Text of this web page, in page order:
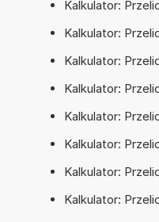
Kalkulator:
Kalkulator:
Kalkulator:
Kalkulator:
Kalkulator:
Kalkulator:
Kalkulator:
Kalkulator: